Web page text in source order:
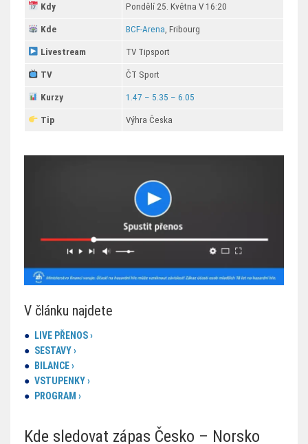
Kdy Pondělí 25. Května V 16:20
Kde BCF-Arena , Fribourg
Livestream TV Tipsport
TV ČT Sport
Kurzy 1.47 – 5.35 – 6.05
Tip Výhra Česka
V článku najdete
LIVE PŘENOS ›
SESTAVY ›
BILANCE ›
VSTUPENKY ›
PROGRAM ›
Kde sledovat zápas Česko – Norsko